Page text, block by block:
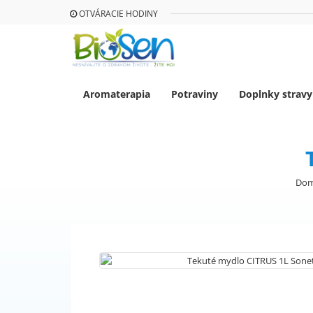
OTVÁRACIE HODINY
Aromaterapia Potraviny Doplnky stravy